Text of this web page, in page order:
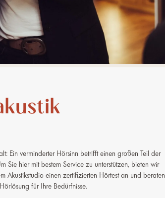
Ein verminderter Hörsinn betrifft einen großen Teil der
Sie hier mit bestem Service zu unterstützen, bieten wir
Akustikstudio einen zertifizierten Hörtest an und beraten
für Ihre Bedürfnisse.